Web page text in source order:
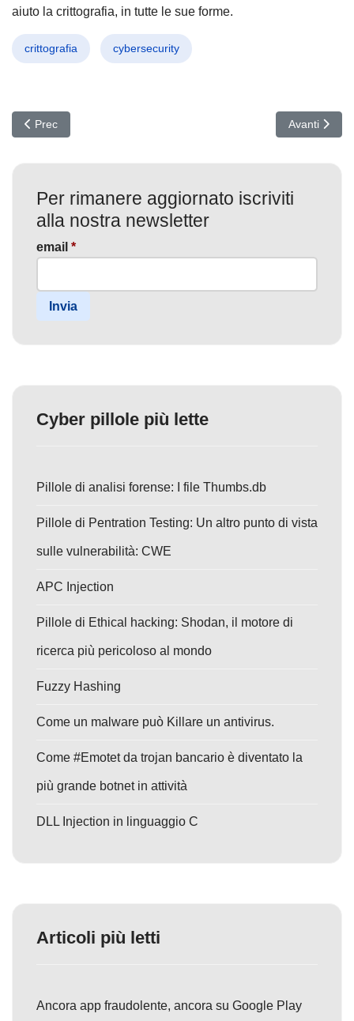
aiuto la crittografia, in tutte le sue forme.
crittografia cybersecurity
Articolo precedente: Nuovi APT crescono
Prec Articolo
Avanti
Per rimanere aggiornato iscriviti
alla nostra newsletter
email *
Invia
Cyber pillole più lette
Pillole di analisi forense: I file Thumbs.db
Pillole di Pentration Testing: Un altro punto di vista
sulle vulnerabilità: CWE
APC Injection
Pillole di Ethical hacking: Shodan, il motore di
ricerca più pericoloso al mondo
Fuzzy Hashing
Come un malware può Killare un antivirus.
Come #Emotet da trojan bancario è diventato la
più grande botnet in attività
DLL Injection in linguaggio C
Articoli più letti
Ancora app fraudolente, ancora su Google Play